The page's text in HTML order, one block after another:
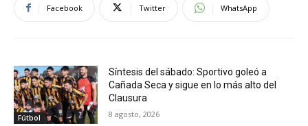
Facebook Twitter WhatsApp
Fútbol
Síntesis del sábado: Sportivo goleó a
Cañada Seca y sigue en lo más alto del
Clausura
8 agosto, 2026